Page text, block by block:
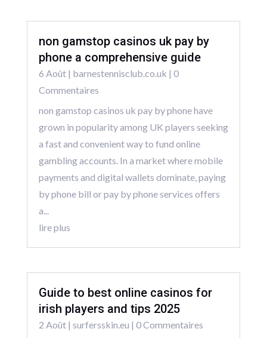
non gamstop casinos uk pay by
phone a comprehensive guide
6 Août| barnestennisclub.co.uk | 0
Commentaires
non gamstop casinos uk pay by phone have
grown in popularity among UK players seeking
a fast and convenient way to fund online
gambling accounts. In a market where mobile
payments and digital wallets dominate, paying
by phone bill or pay by phone services offers
a...
lire plus
Guide to best online casinos for
irish players and tips 2025
2 Août| surfersskin.eu | 0 Commentaires